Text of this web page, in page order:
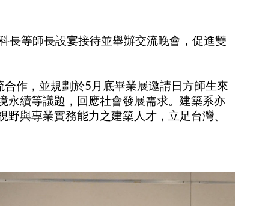
長等師長設宴接待並舉辦交流晚會，促進雙
合作，並規劃於5 月底畢業展邀請日方師生來
永續等議題，回應社會發展需求。建築系亦
與專業實務能力之建築人才，立足台灣、